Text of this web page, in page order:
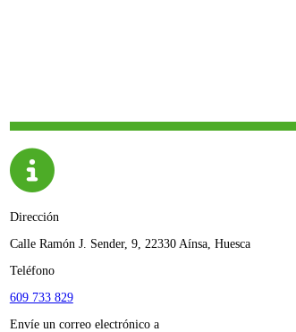
Dirección
Calle Ramón J. Sender, 9, 22330 Aínsa, Huesca
Teléfono
609 733 829
Envíe un correo electrónico a